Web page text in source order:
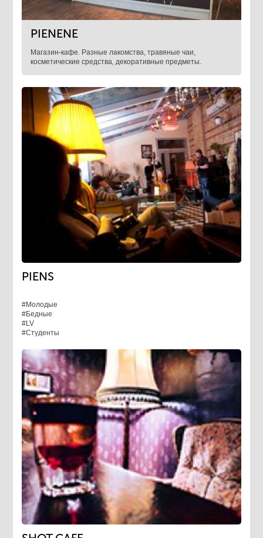
PIENENE
Магазин-кафе. Разные лакомства, травяные чаи,
косметические средства, декоративные предметы.
PIENS
#Молодые
#Бедные
#LV
#Студенты